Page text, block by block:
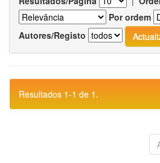
Por ordem
Autores/Registo
Resultados 1-1 de 1.